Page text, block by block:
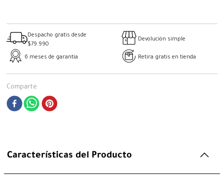
Despacho gratis desde
$79.990
Devolución simple
6 meses de garantía Retira gratis en tienda
Comparte
Características del Producto